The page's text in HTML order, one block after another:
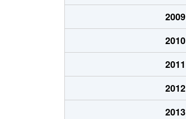
白銀町
1,400万円
新宿町
990万円
杉崎町
950万円
杉崎町
650万円
2009
2010
2011
2012
2013